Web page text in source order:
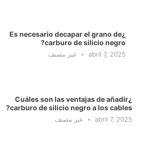
¿Es necesario decapar el grano de
carburo de silicio negro?
abril 7, 2025 غير مصنف
¿Cuáles son las ventajas de añadir
carburo de silicio negro a los cables?
abril 7, 2025 غير مصنف